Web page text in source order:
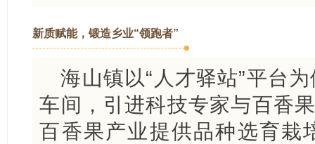
新质赋能，锻造乡业“领跑者”
海山镇以“人才驿站”平台
车间，引进科技专家与百香
百香果产业提供品种选育栽